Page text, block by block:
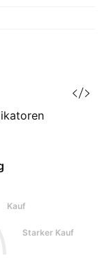
Kauf
Starker Kauf